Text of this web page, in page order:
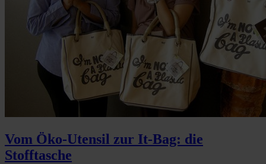
Vom Öko-Utensil zur It-Bag: die
Stofftasche